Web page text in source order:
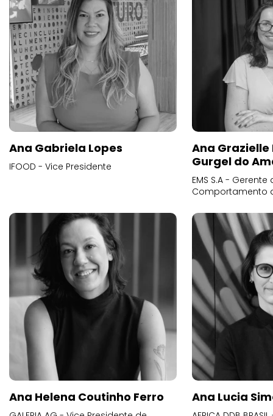
Ana Gabriela Lopes
IFOOD - Vice Presidente
Ana
Gurgel do
EMS S.A -
Comportamento
Ana Helena Coutinho Ferro Ana Lucia